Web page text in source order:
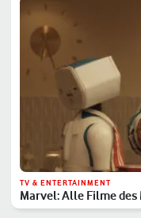
TV & ENTERTAINMENT
Marvel: Alle Filme des
Reihenfolge